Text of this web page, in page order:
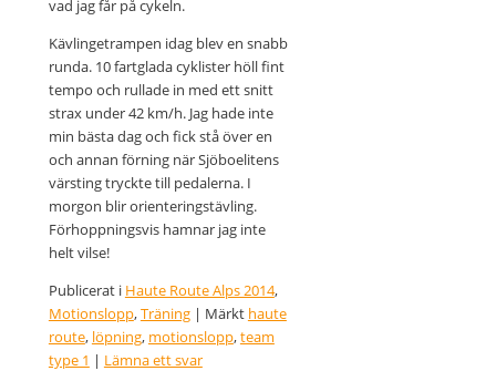
vad jag får på cykeln.
Kävlingetrampen idag blev en snabb
runda. 10 fartglada cyklister höll fint
tempo och rullade in med ett snitt
strax under 42 km/h. Jag hade inte
min bästa dag och fick stå över en
och annan förning när Sjöboelitens
värsting tryckte till pedalerna. I
morgon blir orienteringstävling.
Förhoppningsvis hamnar jag inte
helt vilse!
Publicerat i Haute Route Alps 2014,
Motionslopp,Träning | Märkt haute
route, löpning, motionslopp,team
type 1 | Lämna ett svar